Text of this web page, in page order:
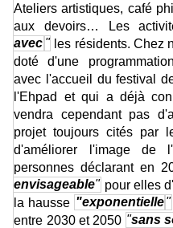
Ateliers artistiques, café
aux devoirs… Les
avec " les résidents. Chez
doté d'une
avec l'accueil du festival
l'Ehpad et qui a déjà
vendra cependant pas
projet toujours cités par
d'améliorer l'image de
personnes déclarant en
envisageable" pour elles
la hausse "exponentielle"
entre 2030 et 2050 "sans